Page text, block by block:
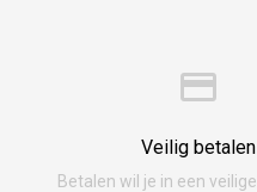
Veilig betalen
Betalen wil je in een